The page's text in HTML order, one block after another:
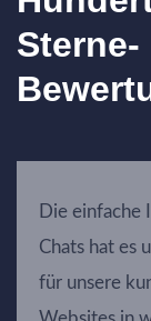
Sterne-
Die einfache
Chats hat es
für unsere